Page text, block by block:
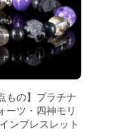
もの】プラチナ
ーツ・四神モリ
ンブレスレット